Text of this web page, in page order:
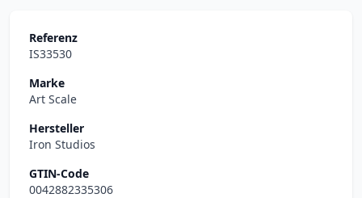
Referenz
IS33530
Marke
Art Scale
Hersteller
Iron Studios
GTIN-Code
0042882335306